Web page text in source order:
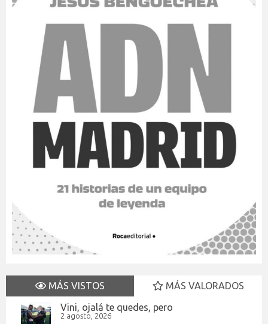
MÁS VISTOS
MÁS VALORADOS
Vini, ojalá te quedes, pero
2 agosto, 2026